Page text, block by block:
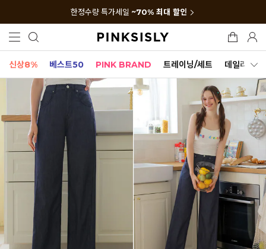
한정수량 특가세일 ~70% 최대 할인
신상8% 베스트50 PINK BRAND 트레이닝/세트 데일리세트